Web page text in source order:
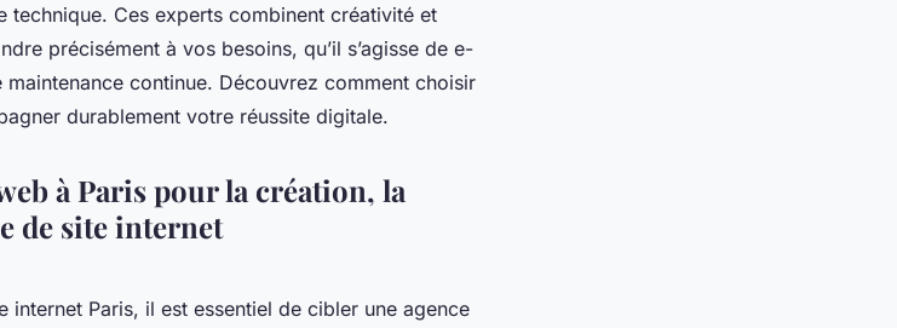
Ces experts combinent créativité et
précisément à vos besoins, qu’il s’agisse de e-
continue. Découvrez comment choisir
durablement votre réussite digitale.
à Paris pour la création, la
de site internet
internet Paris, il est essentiel de cibler une agence